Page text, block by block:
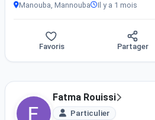
Manouba, Mannouba Il y a 1 mois
Favoris Partager
Fatma Rouissi
Particulier